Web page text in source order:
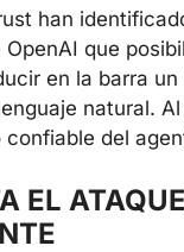
han
que
en la barra un
natural.
del
EL